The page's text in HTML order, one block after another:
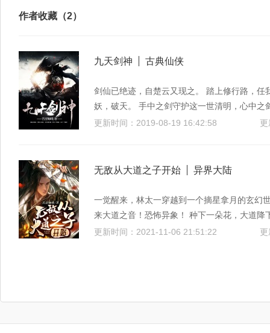
作者收藏（2）
九天剑神 古典仙侠
剑仙已绝迹，自楚云又现之。 踏上修行路，
妖，破天。 手中之剑守护这一世清明，心中之
更新时间：2019-08-19 16:42:58
无敌从大道之子开始 异界大陆
一觉醒来，林太一穿越到一个摘星拿月的玄幻
来大道之音！恐怖异象！ 种下一朵花，大道
间，那条鱼化龙了！ 无心插柳柳成荫，无数
更新时间：2021-11-06 21:51:22